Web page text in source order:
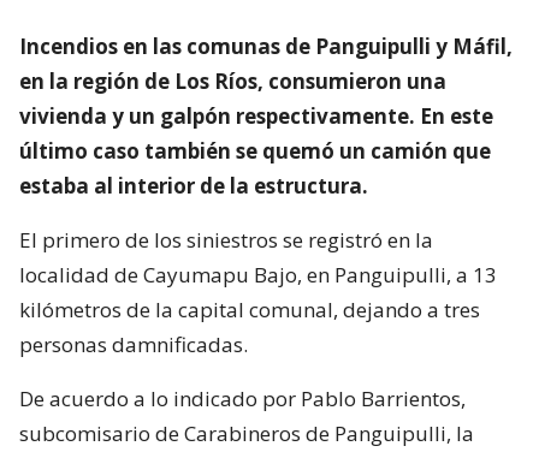
Incendios en las comunas de Panguipulli y Máfil,
en la región de Los Ríos, consumieron una
vivienda y un galpón respectivamente. En este
último caso también se quemó un camión que
estaba al interior de la estructura.
El primero de los siniestros se registró en la
localidad de Cayumapu Bajo, en Panguipulli, a 13
kilómetros de la capital comunal, dejando a tres
personas damnificadas.
De acuerdo a lo indicado por Pablo Barrientos,
subcomisario de Carabineros de Panguipulli, la